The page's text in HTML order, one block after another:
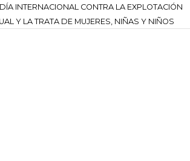
DÍA INTERNACIONAL CONTRA LA EXPLOTACIÓN
Y LA TRATA DE MUJERES, NIÑAS Y NIÑOS